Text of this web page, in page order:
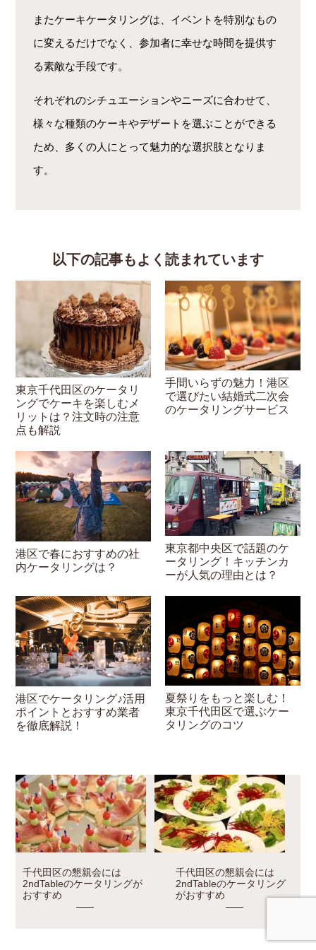
またケーキケータリングは、イベントを特別なもの
に変えるだけでなく、参加者に幸せな時間を提供す
る素敵な手段です。
それぞれのシチュエーションやニーズに合わせて、
様々な種類のケーキやデザートを選ぶことができる
ため、多くの人にとって魅力的な選択肢となりま
す。
以下の記事もよく読まれています
東京千代田区のケータリ
ングでケーキを楽しむメ
リットは？注文時の注意
点も解説
手間いらずの魅力！港区
で選びたい結婚式二次会
のケータリングサービス
港区で春におすすめの社
内ケータリングは？
東京都中央区で話題のケ
ータリング！キッチンカ
ーが人気の理由とは？
港区でケータリング♪活用
ポイントとおすすめ業者
を徹底解説！
夏祭りをもっと楽しむ！
東京千代田区で選ぶケー
タリングのコツ
千代田区の懇親会には
2ndTableのケータリングが
おすすめ
千代田区の懇親会には
2ndTableのケータリング
がおすすめ